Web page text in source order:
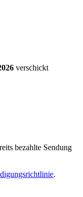
verschickt
bezahlte Sendung
.